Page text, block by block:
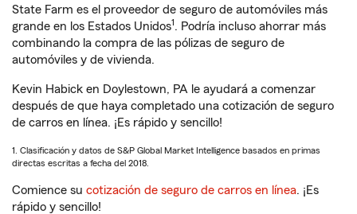
State Farm es el proveedor de seguro de automóviles más
grande en los Estados Unidos1. Podría incluso ahorrar más
combinando la compra de las pólizas de seguro de
automóviles y de vivienda.
Kevin Habick en Doylestown, PA le ayudará a comenzar
después de que haya completado una cotización de seguro
de carros en línea. ¡Es rápido y sencillo!
1. Clasificación y datos de S&P Global Market Intelligence basados en primas
directas escritas a fecha del 2018.
Comience su cotización de seguro de carros en línea. ¡Es
rápido y sencillo!